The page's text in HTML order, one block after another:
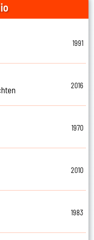
1991
2016
1970
2010
1983